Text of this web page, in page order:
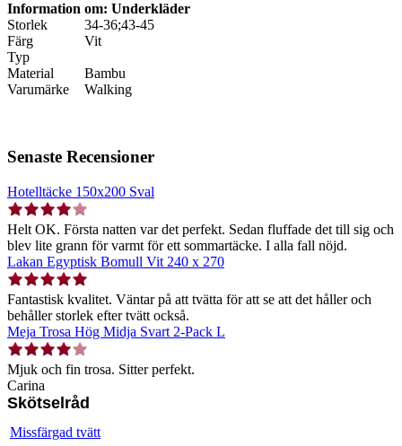
Information om: Underkläder
Storlek
34-36;43-45
Färg
Vit
Typ
Material
Bambu
Varumärke
Walking
Senaste Recensioner
Hotelltäcke 150x200 Sval
Helt OK. Första natten var det perfekt. Sedan fluffade det till sig och
blev lite grann för varmt för ett sommartäcke. I alla fall nöjd.
Lakan Egyptisk Bomull Vit 240 x 270
Fantastisk kvalitet. Väntar på att tvätta för att se att det håller och
behåller storlek efter tvätt också.
Meja Trosa Hög Midja Svart 2-Pack L
Mjuk och fin trosa. Sitter perfekt.
Carina
Skötselråd
Missfärgad tvätt